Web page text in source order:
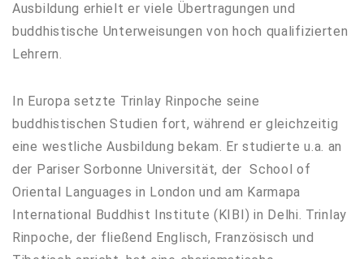
Ausbildung erhielt er viele Übertragungen und
buddhistische Unterweisungen von hoch qualifizierten
Lehrern.
In Europa setzte Trinlay Rinpoche seine
buddhistischen Studien fort, während er gleichzeitig
eine westliche Ausbildung bekam. Er studierte u.a. an
der Pariser Sorbonne Universität, der School of
Oriental Languages in London und am Karmapa
International Buddhist Institute (KIBI) in Delhi. Trinlay
Rinpoche, der fließend Englisch, Französisch und